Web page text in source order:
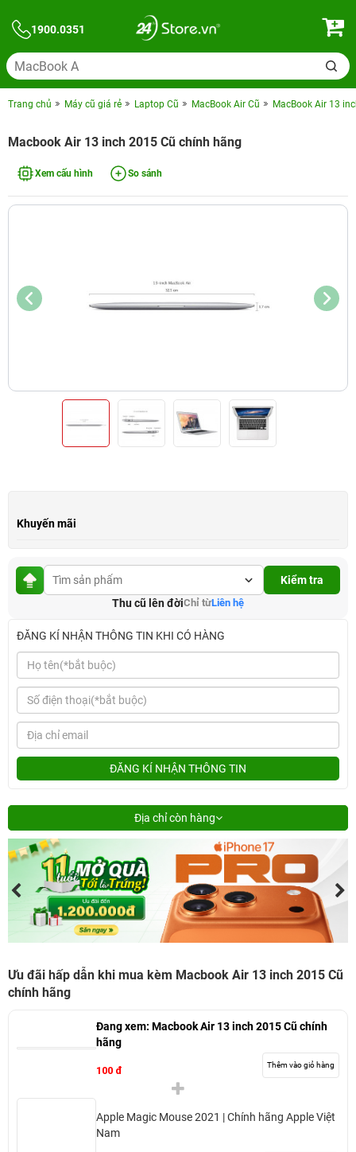
1900.0351
Trang chủ Máy cũ giá rẻ Laptop Cũ MacBook Air Cũ MacBook Air 13
Macbook Air 13 inch 2015 Cũ chính hãng
Xem cấu hình So sánh
Khuyến mãi
Kiểm tra
Thu cũ lên đờiChỉ từLiên hệ
ĐĂNG KÍ NHẬN THÔNG TIN KHI CÓ HÀNG
ĐĂNG KÍ NHẬN THÔNG TIN
Địa chỉ còn hàng
Ưu đãi hấp dẫn khi mua kèm Macbook Air 13 inch 2015 Cũ
chính hãng
Đang xem: Macbook Air 13 inch 2015 Cũ chính
hãng
100 đ Thêm vào giỏ hàng
Apple Magic Mouse 2021 | Chính hãng Apple Việt
Nam